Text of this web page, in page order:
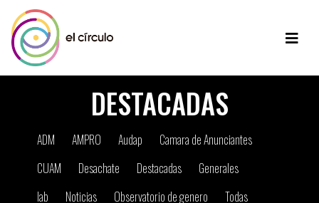
DESTACADAS
ADM AMPRO Audap
Camara de Anunciantes
CUAM
Desachate Destacadas
Generales
Iab
Noticias Observatorio de genero Todas